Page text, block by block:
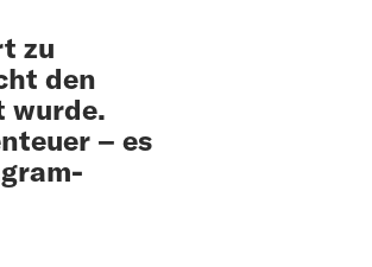
zu
den
wurde.
– es